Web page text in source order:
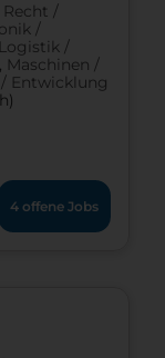
/
/
/
, Maschinen /
Entwicklung
4 offene Jobs